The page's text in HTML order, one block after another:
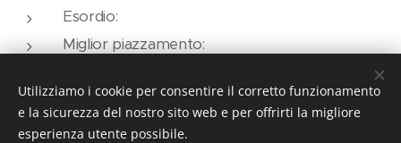
Esordio:
Miglior piazzamento:
Co-pilota:
Utilizziamo i cookie per consentire il corretto funzionamento
e la sicurezza del nostro sito web e per offrirti la migliore
esperienza utente possibile.